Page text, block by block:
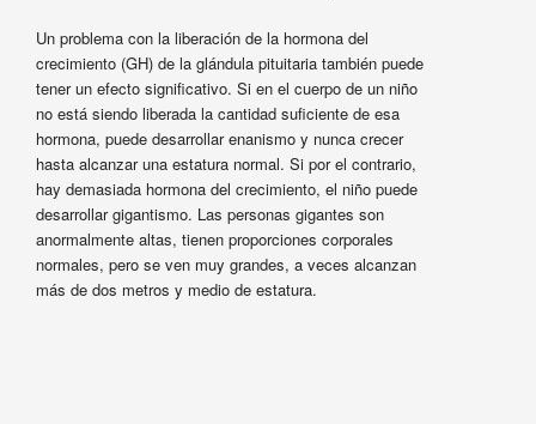
Un problema con la liberación de la hormona del
crecimiento (GH) de la glándula pituitaria también puede
tener un efecto significativo. Si en el cuerpo de un niño
no está siendo liberada la cantidad suficiente de esa
hormona, puede desarrollar enanismo y nunca crecer
hasta alcanzar una estatura normal. Si por el contrario,
hay demasiada hormona del crecimiento, el niño puede
desarrollar gigantismo. Las personas gigantes son
anormalmente altas, tienen proporciones corporales
normales, pero se ven muy grandes, a veces alcanzan
más de dos metros y medio de estatura.